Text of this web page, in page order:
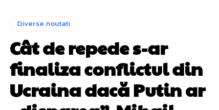
Diverse noutati
Cât de repede s-ar
finaliza conflictul din
Ucraina dacă Putin ar